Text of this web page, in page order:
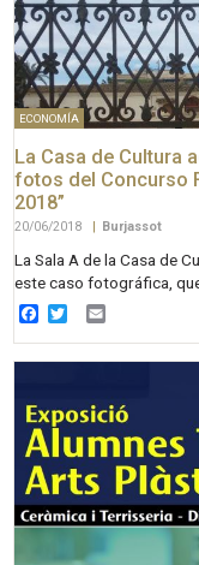
ECONOMÍA
La Casa de Cultura
fotos del Concurso
2018”
20/06/2018 Burjassot
La Sala A de la Casa de
este caso fotográfica,
Facebook
Twitter